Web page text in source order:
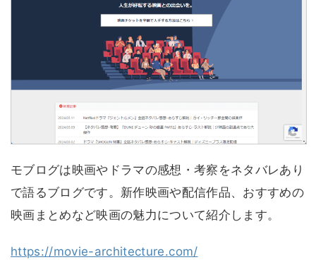
モブログは映画やドラマの感想・考察をネタバレあり
で語るブログです。新作映画や配信作品、おすすめの
映画まとめなど映画の魅力について紹介します。
https://movie-architecture.com/